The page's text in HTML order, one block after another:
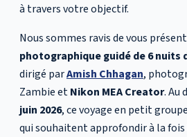
à travers votre objectif.
Nous sommes ravis de vous
photographique guidé de 6 nuits
dirigé parAmish Chhagan,
Zambie etNikon MEA Creator. Au
juin 2026, ce voyage en petit
qui souhaitent approfondir à la